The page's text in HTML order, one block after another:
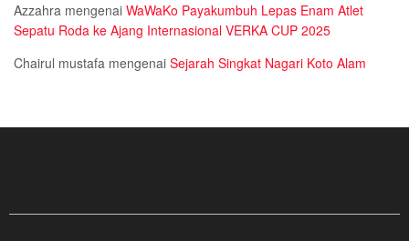
Azzahra mengenai WaWaKo Payakumbuh Lepas Enam Atlet
Sepatu Roda ke Ajang Internasional VERKA CUP 2025
Chairul mustafa mengenai Sejarah Singkat Nagari Koto Alam